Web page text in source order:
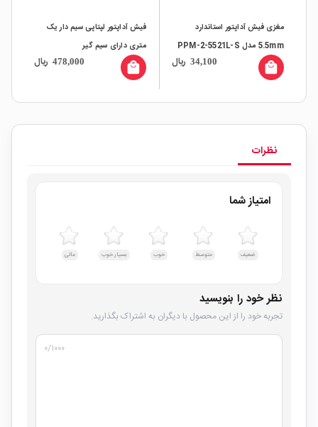
مغزی فیش آداپتور استاندارد
5.5mm مدل PPM-2-5521L-S
34,100 ریال local_mall
فیش آداپتور لپتاپی سیم دار یک
متری دارای سیم گیر
478,000 ریال local_mall
نظرات
امتیاز شما
ضعیف متوسط خوب بسیار خوب عالی
نظر خود را بنویسید
تجربه خود را از این محصول با دیگران به اشتراک بگذارید.
۰/۱۰۰۰